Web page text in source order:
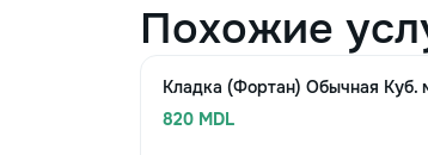
Похожие
Кладка (Фортан) Обычная Куб.
820 MDL